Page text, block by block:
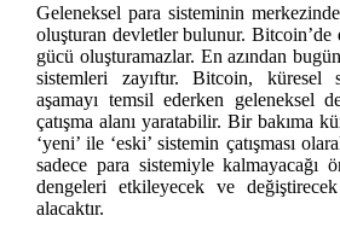
Geleneksel para sisteminin
oluşturan devletler bulunur.
gücü oluşturamazlar. En azından
sistemleri zayıftır. Bitcoin,
aşamayı temsil ederken geleneksel
çatışma alanı yaratabilir. Bir bakıma
‘yeni’ ile ‘eski’ sistemin çatışması
sadece para sistemiyle kalmayacağı
dengeleri etkileyecek ve
alacaktır.